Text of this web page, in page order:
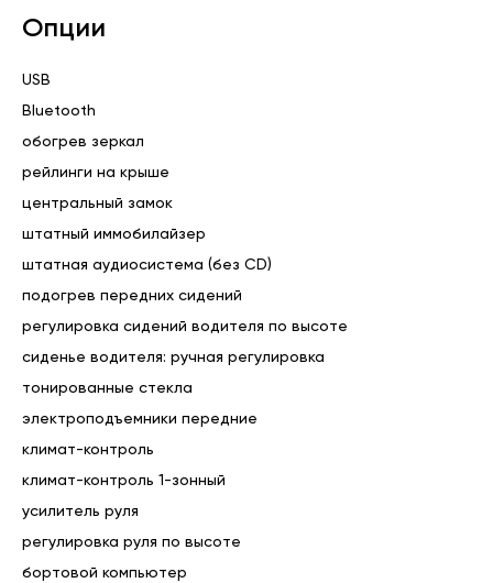
ареста, залога, наложения каких- либо ограничений);
✅ Возможность пройти тест- драйв;
Кроме того мы предлагаем вам:
🤝 Обмен по системе Trade- In ( как на новый автомобиль
👍 Комиссионную продажу от 20 000 рублей
✍Кредит по трём документам.
📝Страхование ОСАГО, КАСКО, РУД, Карта Помощи на
📍 Место осмотра: г. Сургут, ул. ПРОФСОЮЗОВ, 60
Опции
USB
Bluetooth
обогрев зеркал
рейлинги на крыше
центральный замок
штатный иммобилайзер
штатная аудиосистема (без CD)
подогрев передних сидений
регулировка сидений водителя по высоте
сиденье водителя: ручная регулировка
тонированные стекла
электроподъемники передние
климат-контроль
климат-контроль 1-зонный
усилитель руля
регулировка руля по высоте
бортовой компьютер